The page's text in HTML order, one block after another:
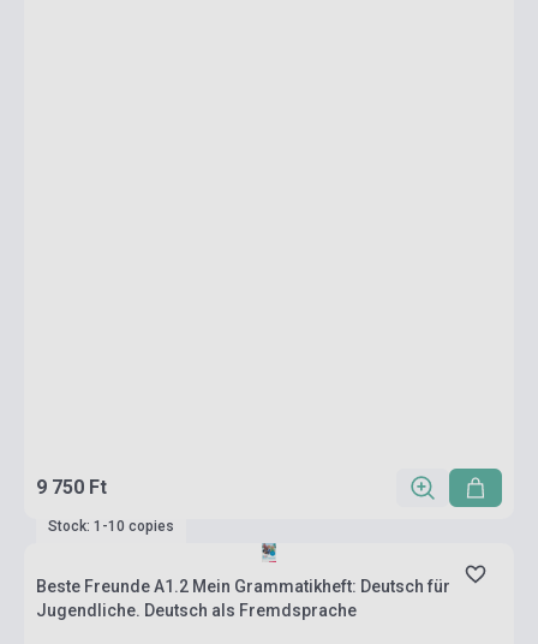
9 750 Ft
Stock: 1-10 copies
Beste Freunde A1.2 Mein Grammatikheft: Deutsch für
Jugendliche. Deutsch als Fremdsprache